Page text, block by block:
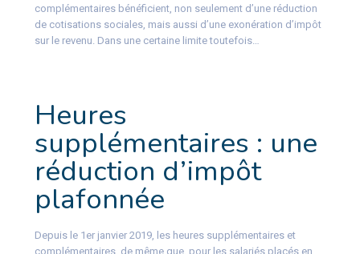
complémentaires bénéficient, non seulement d’une réduction
de cotisations sociales, mais aussi d’une exonération d’impôt
sur le revenu. Dans une certaine limite toutefois…
Heures
supplémentaires : une
réduction d’impôt
plafonnée
Depuis le 1er janvier 2019, les heures supplémentaires et
complémentaires, de même que, pour les salariés placés en